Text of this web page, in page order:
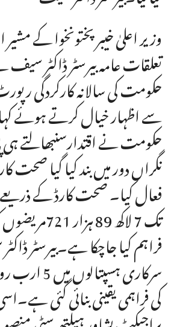
وزیر اعلیٰ خیبر پختونخوا کے
تعلقات عامہ بیرسٹر ڈاکٹر سیف
حکومت کی سالانہ کارکردگی
سے اظہار خیال کرتے ہوئے
حکومت نے اقتدارسنبھالتے
نگراں دور میں بند کیا گیا صحت
فعال کیا۔ صحت کارڈ کے
تک 7 لاکھ 89
فراہم کیا جاچکا ہے۔بیرسٹر
سرکاری
کی فراہمی یقینی بنائی گئی